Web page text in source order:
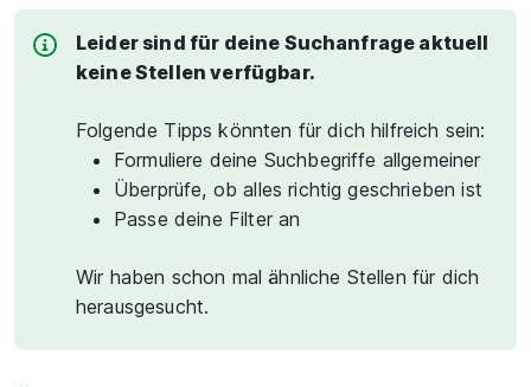
Leider sind für deine Suchanfrage aktuell
keine Stellen verfügbar.
Folgende Tipps könnten für dich hilfreich sein:
Formuliere deine Suchbegriffe allgemeiner
Überprüfe, ob alles richtig geschrieben ist
Passe deine Filter an
Wir haben schon mal ähnliche Stellen für dich
herausgesucht.